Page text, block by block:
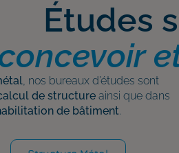
Études
, nos bureaux d’études sont
de structure ainsi que dans
de bâtiment.